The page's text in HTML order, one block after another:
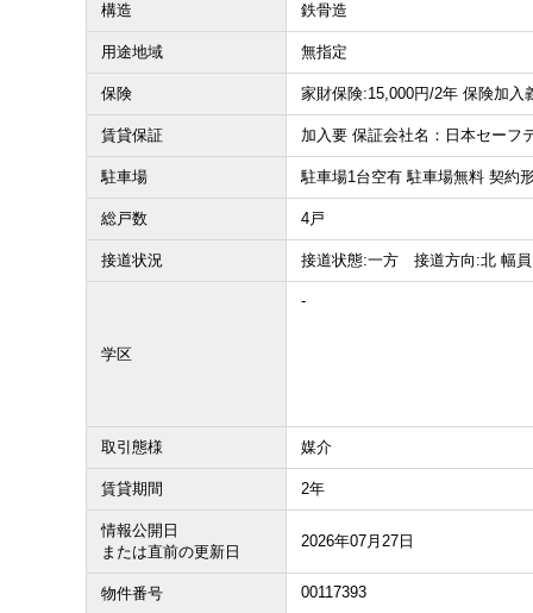
構造 鉄骨造
用途地域 無指定
保険 家財保険:15,000円/2年 保険加入
賃貸保証 加入要 保証会社名：日本セー
駐車場 駐車場1台空有 駐車場無料 契約
総戸数 4戸
接道状況 接道状態:一方 接道方向:北 幅
学区
-
取引態様 媒介
賃貸期間 2年
情報公開日
または直前の更新日
2026年07月27日
物件番号 00117393